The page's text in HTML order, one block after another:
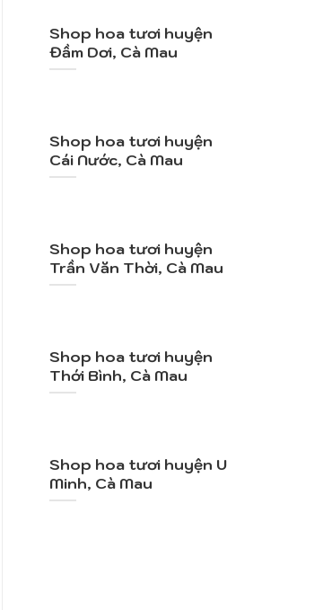
Shop hoa tươi huyện
Đầm Dơi, Cà Mau
Shop hoa tươi huyện
Cái Nước, Cà Mau
Shop hoa tươi huyện
Trần Văn Thời, Cà Mau
Shop hoa tươi huyện
Thới Bình, Cà Mau
Shop hoa tươi huyện U
Minh, Cà Mau
850.000
VND